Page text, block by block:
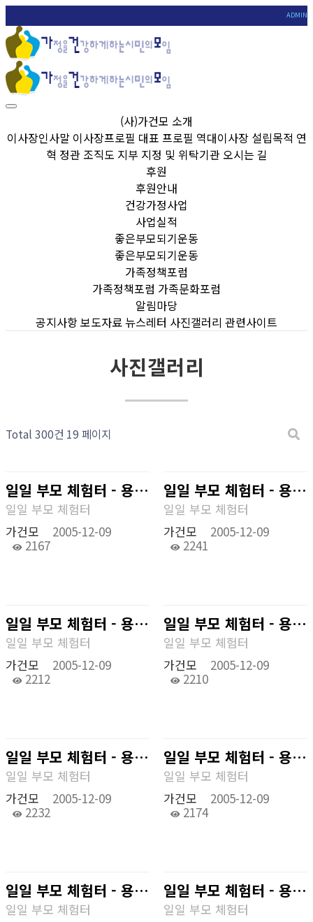
ADMIN
(사)가건모 소개
이사장인사말 이사장프로필 대표 프로필 역대이사장 설립목적 연
혁 정관 조직도 지부 지정 및 위탁기관 오시는 길
후원
후원안내
건강가정사업
사업실적
좋은부모되기운동
좋은부모되기운동
가족정책포럼
가족정책포럼 가족문화포럼
알림마당
공지사항보도자료뉴스레터 사진갤러리 관련사이트
사진갤러리
Total 300건 19 페이지
일일 부모 체험터 - 용인 캐러비안베이
일일 부모 체험터
가건모
2005-12-09
2167
일일 부모 체험터 - 용인캐러비안 베이
일일 부모 체험터
가건모
2005-12-09
2241
일일 부모 체험터 - 용인 캐러비안베이
일일 부모 체험터
가건모
2005-12-09
2212
일일 부모 체험터 - 용인 캐러비안베이
일일 부모 체험터
가건모
2005-12-09
2210
일일 부모 체험터 - 용인 캐러비안베이
일일 부모 체험터
가건모
2005-12-09
2232
일일 부모 체험터 - 용인 캐러비안베이
일일 부모 체험터
가건모
2005-12-09
2174
일일 부모 체험터 - 용인 캐러비안베이
일일 부모 체험터
일일 부모 체험터 - 용인 캐러비안베이
일일 부모 체험터